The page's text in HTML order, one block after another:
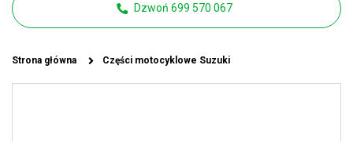
Dzwoń 699 570 067
Strona główna Części motocyklowe Suzuki